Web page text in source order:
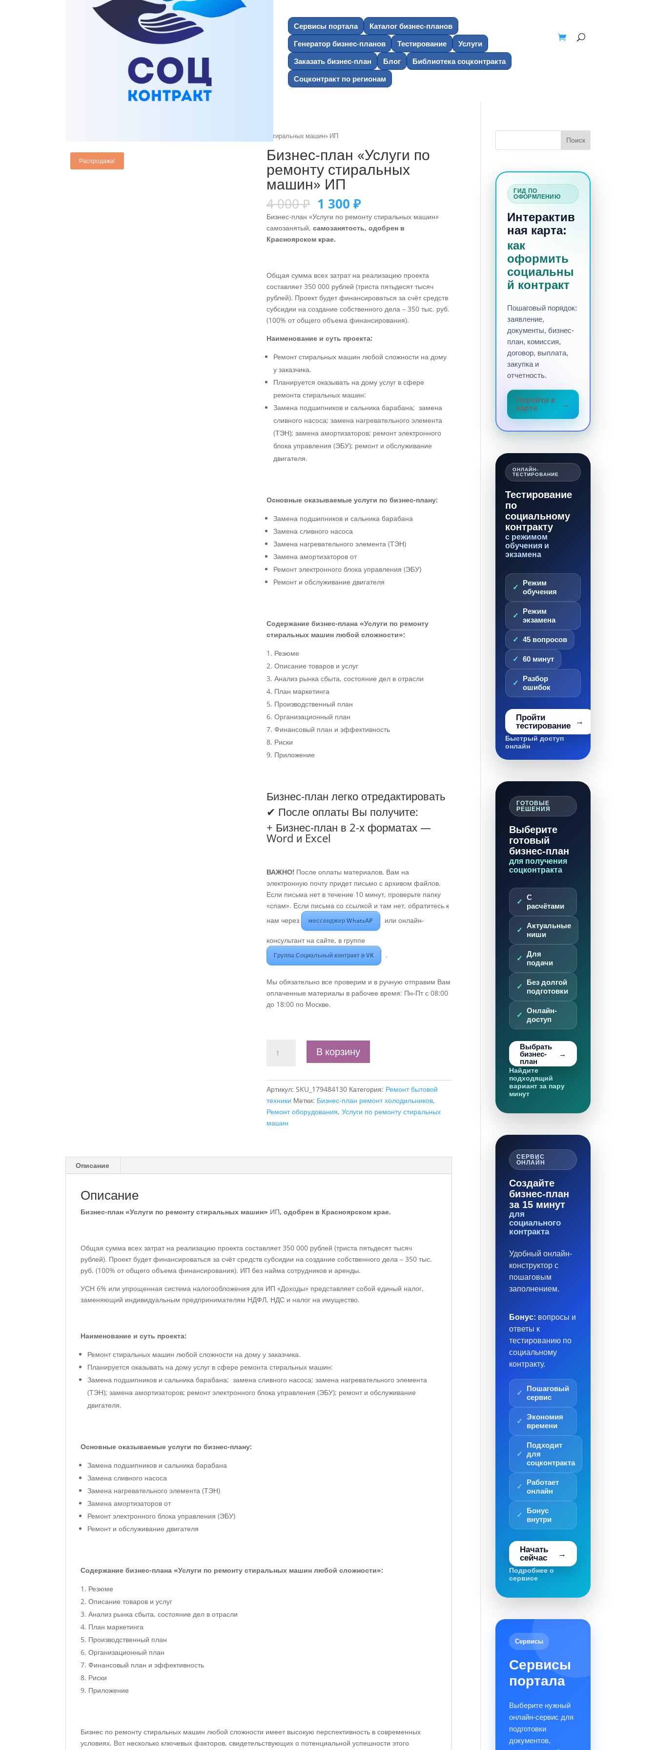
Сервисы портала
Каталог бизнес-планов
Генератор бизнес-планов
Тестирование
Услуги
Заказать бизнес-план
Блог
Библиотека соцконтракта
Соцконтракт по регионам
/ Бизнес-план «Услуги по ремонту стиральных машин» ИП
Распродажа! Бизнес-план «Услуги по
ремонту стиральных
машин» ИП
4 000₽ 1 300₽
Бизнес-план «Услуги по ремонту стиральных машин»
самозанятый,самозанятость, одобрен в
Красноярском крае.
Общая сумма всех затрат на реализацию проекта
составляет 350 000 рублей (триста пятьдесят тысяч
рублей). Проект будет финансироваться за счёт средств
субсидии на создание собственного дела – 350 тыс. руб.
(100% от общего объема финансирования).
Наименование и суть проекта:
Ремонт стиральных машин любой сложности на дому
у заказчика.
Планируется оказывать на дому услуг в сфере
ремонта стиральных машин:
Замена подшипников и сальника барабана; замена
сливного насоса; замена нагревательного элемента
(ТЭН); замена амортизаторов; ремонт электронного
блока управления (ЭБУ); ремонт и обслуживание
двигателя.
Основные оказываемые услуги по бизнес-плану:
Замена подшипников и сальника барабана
Замена сливного насоса
Замена нагревательного элемента (ТЭН)
Замена амортизаторов от
Ремонт электронного блока управления (ЭБУ)
Ремонт и обслуживание двигателя
Содержание бизнес-плана «Услуги по ремонту
стиральных машин любой сложности»:
Резюме
Описание товаров и услуг
Анализ рынка сбыта, состояние дел в отрасли
План маркетинга
Производственный план
Организационный план
Финансовый план и эффективность
Риски
Приложение
Бизнес-план легко отредактировать
✔ После оплаты Вы получите:
+ Бизнес-план в 2-х форматах —
Word и Excel
ВАЖНО! После оплаты материалов, Вам на
электронную почту придет письмо с архивом файлов.
Если письма нет в течение 10 минут, проверьте папку
«спам». Если письма со ссылкой и там нет, обратитесь к
нам через
мессенджер WhatsAP или онлайн-
консультант на сайте, в группе
Группа Социальный контракт в VK .
Мы обязательно все проверим и в ручную отправим Вам
оплаченные материалы в рабочее время: Пн-Пт с 08:00
до 18:00 по Москве.
товара
план
"Услуги
по
ремонту
стиральных
В корзину
Артикул:SKU_179484130 Категория: Ремонт бытовой
техники Метки: Бизнес-план ремонт холодильников,
Ремонт оборудования,Услуги по ремонту стиральных
машин
Описание
Описание
Бизнес-план «Услуги по ремонту стиральных машин» ИП, одобрен в Красноярском крае.
Общая сумма всех затрат на реализацию проекта составляет 350 000 рублей (триста пятьдесят тысяч
рублей). Проект будет финансироваться за счёт средств субсидии на создание собственного дела – 350 тыс.
руб. (100% от общего объема финансирования). ИП без найма сотрудников и аренды.
УСН 6% или упрощенная система налогообложения для ИП «Доходы» представляет собой единый налог,
заменяющий индивидуальным предпринимателям НДФЛ, НДС и налог на имущество.
Наименование и суть проекта:
Ремонт стиральных машин любой сложности на дому у заказчика.
Планируется оказывать на дому услуг в сфере ремонта стиральных машин:
Замена подшипников и сальника барабана; замена сливного насоса; замена нагревательного элемента
(ТЭН); замена амортизаторов; ремонт электронного блока управления (ЭБУ); ремонт и обслуживание
двигателя.
Основные оказываемые услуги по бизнес-плану:
Замена подшипников и сальника барабана
Замена сливного насоса
Замена нагревательного элемента (ТЭН)
Замена амортизаторов от
Ремонт электронного блока управления (ЭБУ)
Ремонт и обслуживание двигателя
Содержание бизнес-плана «Услуги по ремонту стиральных машин любой сложности»:
Резюме
Описание товаров и услуг
Анализ рынка сбыта, состояние дел в отрасли
План маркетинга
Производственный план
Организационный план
Финансовый план и эффективность
Риски
Приложение
Бизнес по ремонту стиральных машин любой сложности имеет высокую перспективность в современных
условиях. Вот несколько ключевых факторов, свидетельствующих о потенциальной успешности этого
ГИД ПО
ОФОРМЛЕНИЮ
Интерактив
ная карта:
как
оформить
социальны
й контракт
Пошаговый порядок:
заявление,
документы, бизнес-
план, комиссия,
договор, выплата,
закупка и
отчетность.
Перейти к
карте
ОНЛАЙН-
ТЕСТИРОВАНИЕ
Тестирование
по
социальному
контракту
с режимом
обучения и
экзамена
Режим
обучения
Режим
экзамена
45 вопросов
60 минут
Разбор
ошибок
Пройти
тестирование
Быстрый доступ
онлайн
ГОТОВЫЕ
РЕШЕНИЯ
Выберите
готовый
бизнес-план
для получения
соцконтракта
С
расчётами
Актуальные
ниши
Для
подачи
Без долгой
подготовки
Онлайн-
доступ
Выбрать
бизнес-
план
Найдите
подходящий
вариант за пару
минут
СЕРВИС
ОНЛАЙН
Создайте
бизнес-план
за 15 минут
для
социального
контракта
Удобный онлайн-
конструктор с
пошаговым
заполнением.
Бонус: вопросы и
ответы к
тестированию по
социальному
контракту.
Пошаговый
сервис
Экономия
времени
Подходит
для
соцконтракта
Работает
онлайн
Бонус
внутри
Начать
сейчас
Подробнее о
сервисе
Сервисы
Сервисы
портала
Выберите нужный
онлайн-сервис для
подготовки
документов,